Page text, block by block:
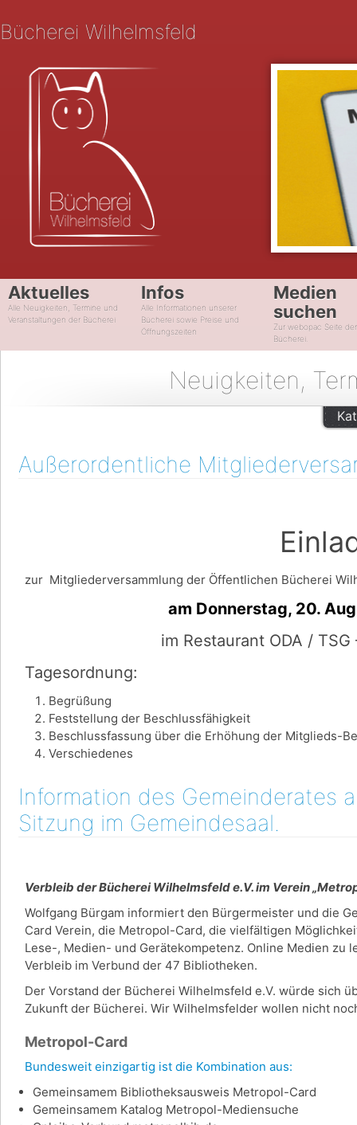
Bücherei Wilhelmsfeld
Aktuelles
Alle Neuigkeiten, Termine und
Veranstaltungen der Bücherei
Infos
Alle Informationen unserer
Bücherei sowie Preise und
Öffnungszeiten
Medien
suchen
Zur webopac Seite der
Bücherei.
Neuigkeiten,
Außerordentliche
zur Mitgliederversammlung der Öffentlichen Bücherei
am Donnerstag, 20. August
im Restaurant ODA /
Tagesordnung:
Begrüßung
Feststellung der Beschlussfähigkeit
Beschlussfassung über die Erhöhung der Mitglieds-
Verschiedenes
Information des Gemeinderates
Sitzung im Gemeindesaal.
Verbleib der Bücherei Wilhelmsfeld e.V. im Verein
Wolfgang Bürgam informiert den Bürgermeister und die
Card Verein, die Metropol-Card, die vielfältigen
Lese-, Medien- und Gerätekompetenz. Online Medien
Verbleib im Verbund der 47 Bibliotheken.
Der Vorstand der Bücherei Wilhelmsfeld e.V. würde sich
Zukunft der Bücherei. Wir Wilhelmsfelder wollen nicht
Metropol-Card
Bundesweit einzigartig ist die Kombination aus:
Gemeinsamem Bibliotheksausweis Metropol-Card
Gemeinsamem Katalog Metropol-Mediensuche